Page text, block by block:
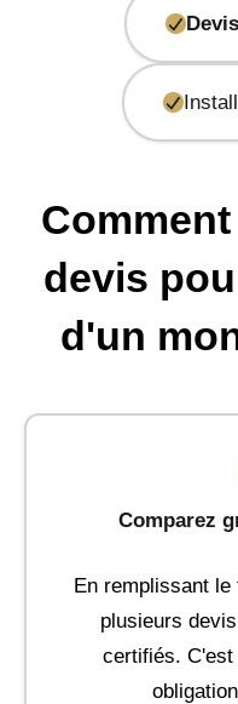
devis
d'un
Comparez
En remplissant
plusieurs
certifiés.